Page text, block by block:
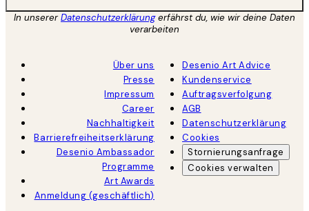
In unsererDatenschutzerklärungerfährst du, wie wir deine Daten
verarbeiten
Über uns
Presse
Impressum
Career
Nachhaltigkeit
Barrierefreiheitserklärung
Desenio Ambassador
Programme
Art Awards
Anmeldung (geschäftlich)
Desenio Art Advice
Kundenservice
Auftragsverfolgung
AGB
Datenschutzerklärung
Cookies
Stornierungsanfrage
Cookies verwalten